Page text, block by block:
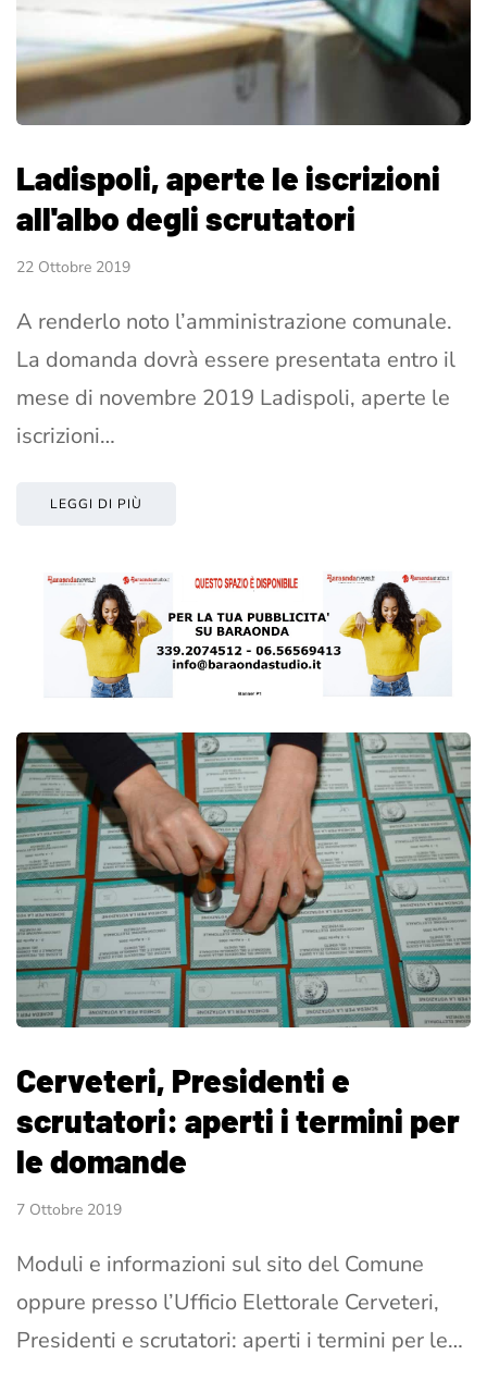
Ladispoli, aperte le iscrizioni
all'albo degli scrutatori
22 Ottobre 2019
A renderlo noto l’amministrazione comunale.
La domanda dovrà essere presentata entro il
mese di novembre 2019 Ladispoli, aperte le
iscrizioni…
LEGGI DI PIÙ
Cerveteri, Presidenti e
scrutatori: aperti i termini per
le domande
7 Ottobre 2019
Moduli e informazioni sul sito del Comune
oppure presso l’Ufficio Elettorale Cerveteri,
Presidenti e scrutatori: aperti i termini per le…